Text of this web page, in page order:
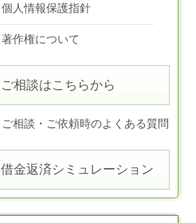
個人情報保護指針
著作権について
ご相談はこちらから
ご相談・ご依頼時のよくある質問
借金返済シミュレーション